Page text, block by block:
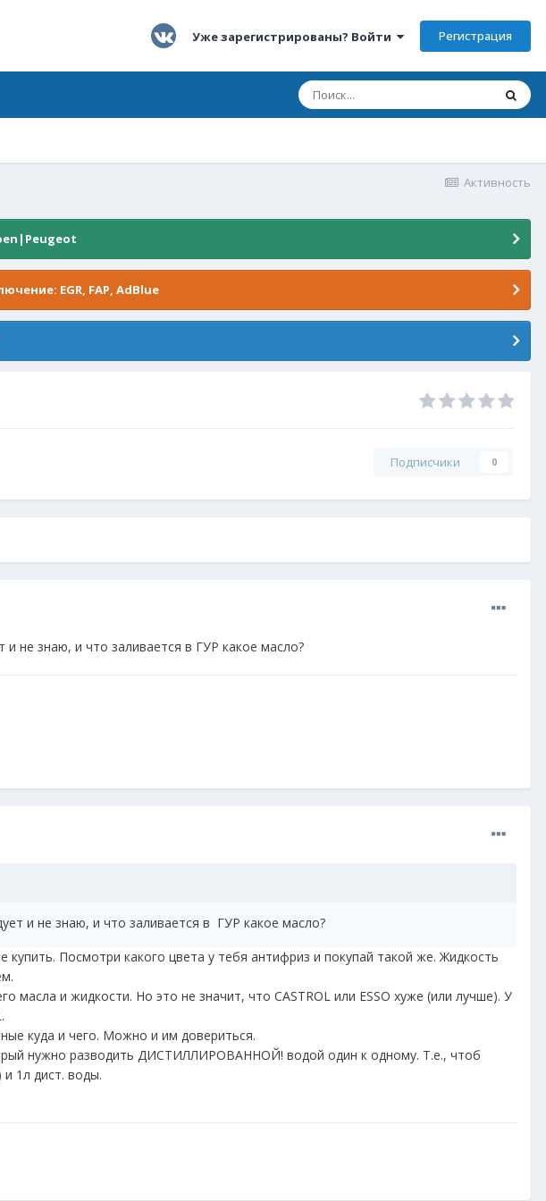
Уже зарегистрированы? Войти Регистрация
Активность
EGR, FAP, AdBlue
Подписчики 0
не знаю, и что заливается в ГУР какое масло?
и не знаю, и что заливается в ГУР какое масло?
Посмотри какого цвета у тебя антифриз и покупай такой же. Жидкость
масла и жидкости. Но это не значит, что CASTROL или ESSO хуже (или лучше). У
куда и чего. Можно и им довериться.
нужно разводить ДИСТИЛЛИРОВАННОЙ! водой один к одному. Т.е., чтоб
1л дист. воды.